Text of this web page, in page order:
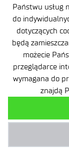
Państwu usług
do
dotyczących
będą
możecie
przeglądarce
wymagana do
znajdą